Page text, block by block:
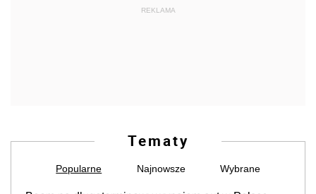
REKLAMA
Tematy
Popularne Najnowsze Wybrane